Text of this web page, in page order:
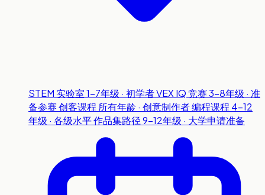
STEM 实验室1-7年级 · 初学者VEX IQ 竞赛3-8年级 · 准
备参赛创客课程 所有年龄 · 创意制作者编程课程 4-12
年级 · 各级水平作品集路径9-12年级 · 大学申请准备